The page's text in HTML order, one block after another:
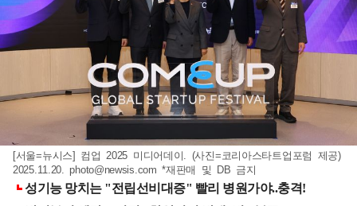
[서울=뉴시스] 컴업 2025 미디어데이. (사진=코리아스타트업포럼 제공)
2025.11.20.photo@newsis.com *재판매 및 DB 금지